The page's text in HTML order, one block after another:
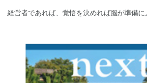
経営者であれば、覚悟を決めれば脳が準備に